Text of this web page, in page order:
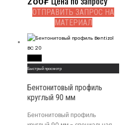
ОТПРАВИТЬ ЗАПРОС НА
МАТЕРИАЛ
Быстрый просмотр
Бентонитовый профиль
круглый 90 мм
Бентонитовый профиль